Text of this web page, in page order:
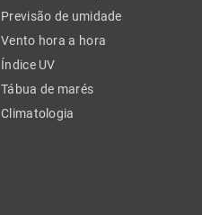
Previsão de umidade
Vento hora a hora
Índice UV
Tábua de marés
Climatologia